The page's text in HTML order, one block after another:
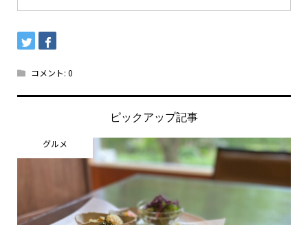
コメント: 0
ピックアップ記事
グルメ